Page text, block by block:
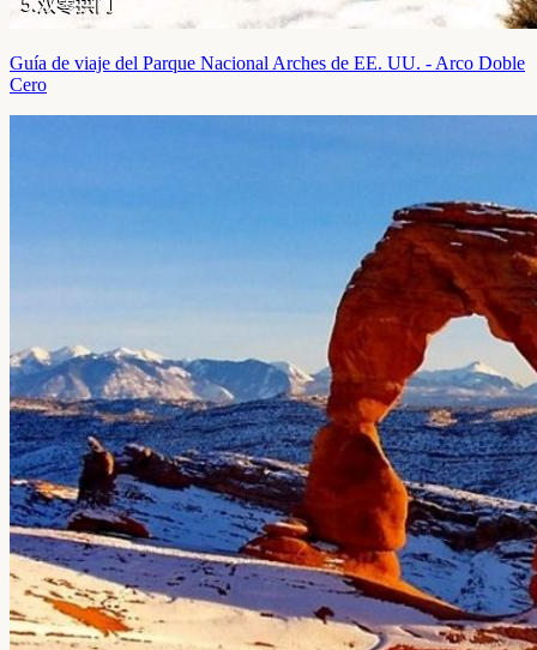
Guía de viaje del Parque Nacional Arches de EE. UU. - Arco Doble
Cero